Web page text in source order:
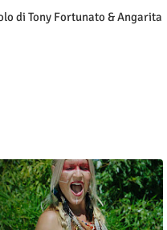
di Tony Fortunato & Angarita